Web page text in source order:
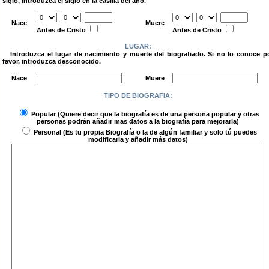
Nace
Antes de Cristo
Muere
Antes de Cristo
LUGAR:
Introduzca el lugar de nacimiento y muerte del biografiado. Si no lo conoce
favor, introduzca desconocido.
Nace
Muere
TIPO DE BIOGRAFIA:
Popular(Quiere decir que la biografía es de una persona popular y otras
personas podrán añadir mas datos a la biografía para mejorarla)
Personal(Es tu propia Biografía o la de algún familiar y solo tú puedes
modificarla y añadir más datos)